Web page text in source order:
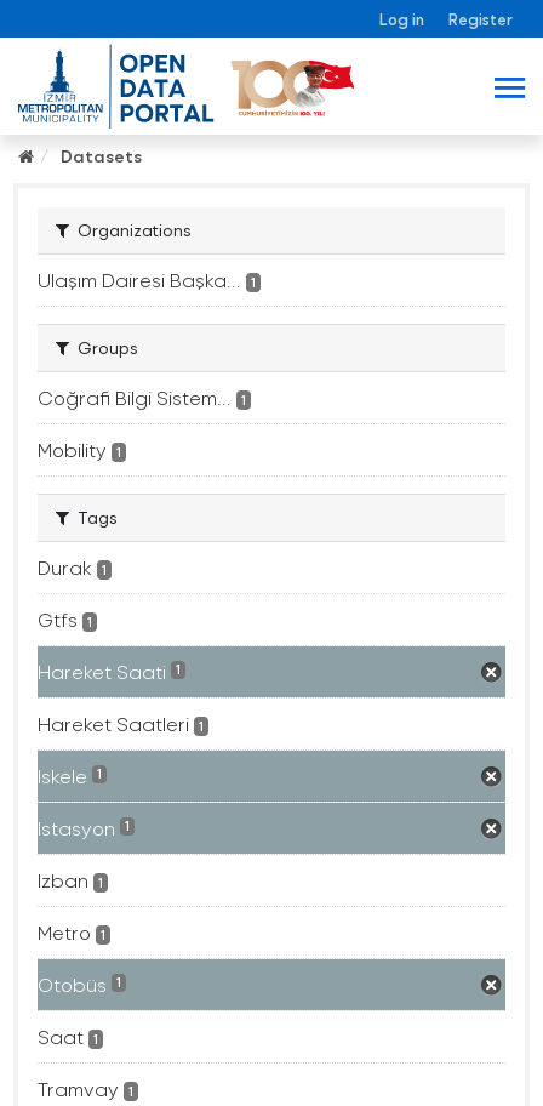
Log in Register
Datasets
Organizations
Ulaşım Dairesi Başka... 1
Groups
Coğrafi Bilgi Sistem... 1
Mobility 1
Tags
Durak 1
Gtfs 1
Hareket Saati 1
Hareket Saatleri 1
Iskele 1
Istasyon 1
Izban 1
Metro 1
Otobüs 1
Saat 1
Tramvay 1